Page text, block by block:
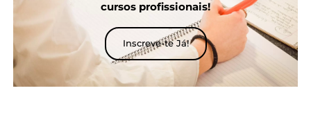
cursos profissionais!
Inscreve-te Já!